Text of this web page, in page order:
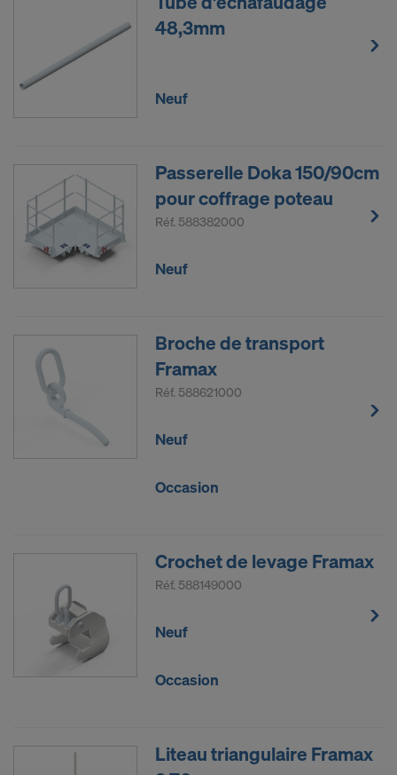
48,3mm
Neuf
Passerelle Doka 150/90cm
pour coffrage poteau
Réf. 588382000
Neuf
Broche de transport
Framax
Réf. 588621000
Neuf
Occasion
Crochet de levage Framax
Réf. 588149000
Neuf
Occasion
Liteau triangulaire Framax